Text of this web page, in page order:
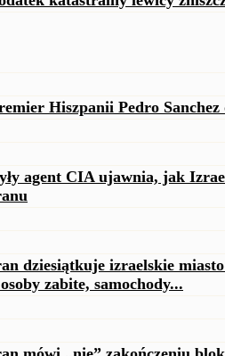
Hiszpanii Pedro
agent CIA ujawnia, jak
dziesiątkuje izraelskie
zabite, samochody...